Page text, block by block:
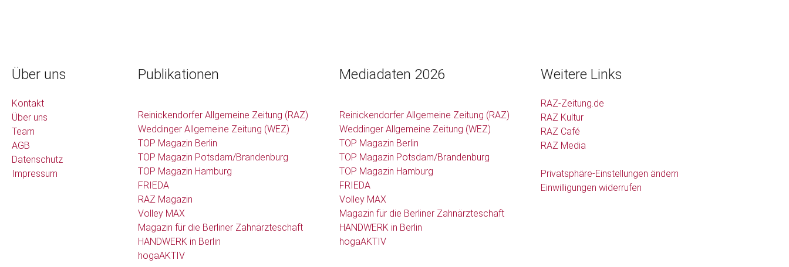
Über uns
Kontakt
Über uns
Team
AGB
Datenschutz
Impressum
Publikationen
Reinickendorfer Allgemeine Zeitung (RAZ)
Weddinger Allgemeine Zeitung (WEZ)
TOP Magazin Berlin
TOP Magazin Potsdam/Brandenburg
TOP Magazin Hamburg
FRIEDA
RAZ Magazin
Volley MAX
Magazin für die Berliner Zahnärzteschaft
HANDWERK in Berlin
hogaAKTIV
Mediadaten 2026
Reinickendorfer Allgemeine Zeitung (RAZ)
Weddinger Allgemeine Zeitung (WEZ)
TOP Magazin Berlin
TOP Magazin Potsdam/Brandenburg
TOP Magazin Hamburg
FRIEDA
Volley MAX
Magazin für die Berliner Zahnärzteschaft
HANDWERK in Berlin
hogaAKTIV
Weitere Links
RAZ-Zeitung.de
RAZ Kultur
RAZ Café
RAZ Media
Privatsphäre-Einstellungen ändern
Einwilligungen widerrufen